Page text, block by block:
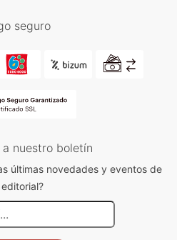
seguro
nuestro boletín
últimas novedades y eventos de
editorial?